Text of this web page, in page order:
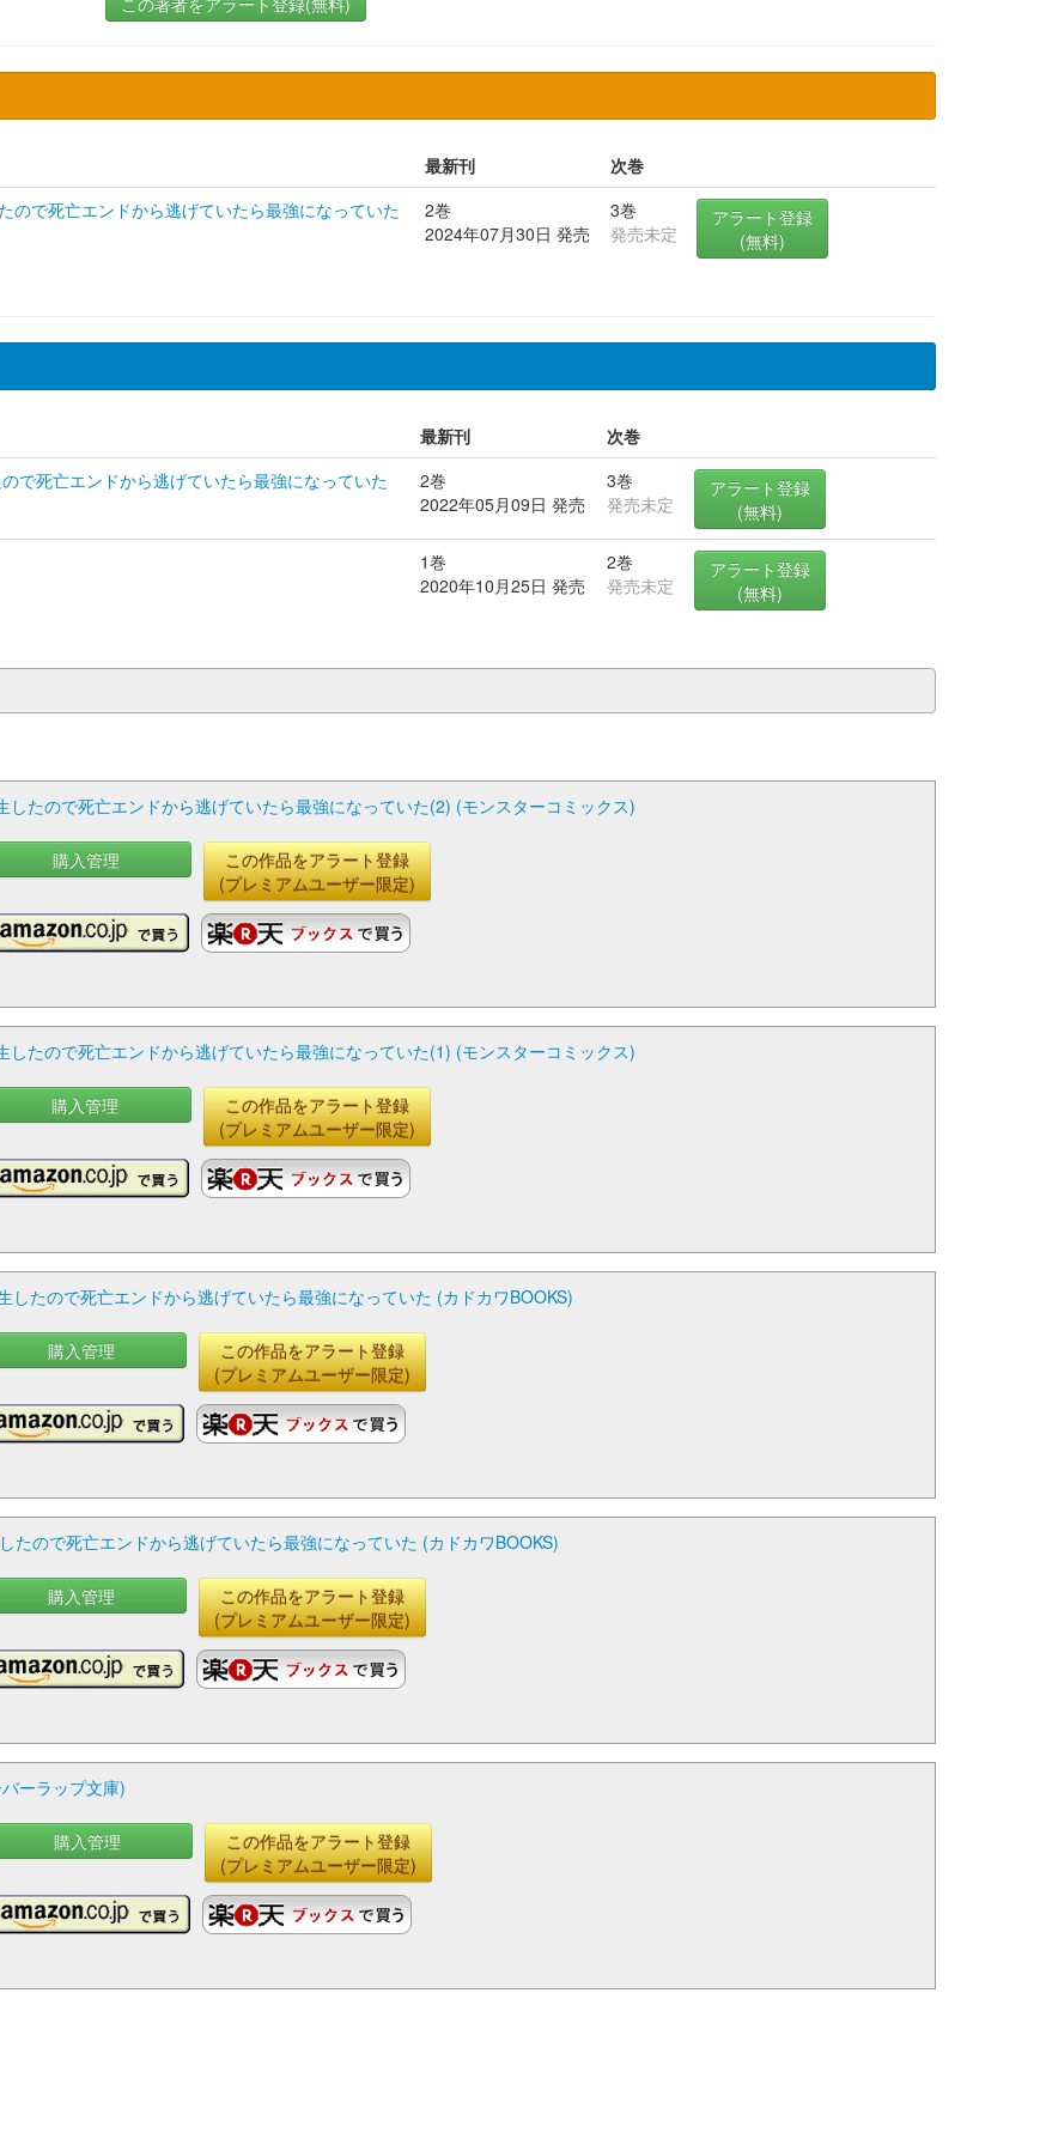
最新刊
次巻
で死亡エンドから逃げていたら最強になっていた
2巻
2024年07月30日 発売
3巻
発売未定
アラート登録
(無料)
最新刊
次巻
で死亡エンドから逃げていたら最強になっていた
2巻
2022年05月09日 発売
3巻
発売未定
アラート登録
(無料)
1巻
2020年10月25日 発売
2巻
発売未定
アラート登録
(無料)
たので死亡エンドから逃げていたら最強になっていた(2) (モンスターコミックス)
購入管理
この作品をアラート登録
(プレミアムユーザー限定)
たので死亡エンドから逃げていたら最強になっていた(1) (モンスターコミックス)
購入管理
この作品をアラート登録
(プレミアムユーザー限定)
たので死亡エンドから逃げていたら最強になっていた (カドカワBOOKS)
購入管理
この作品をアラート登録
(プレミアムユーザー限定)
ので死亡エンドから逃げていたら最強になっていた (カドカワBOOKS)
購入管理
この作品をアラート登録
(プレミアムユーザー限定)
ーラップ文庫)
購入管理
この作品をアラート登録
(プレミアムユーザー限定)